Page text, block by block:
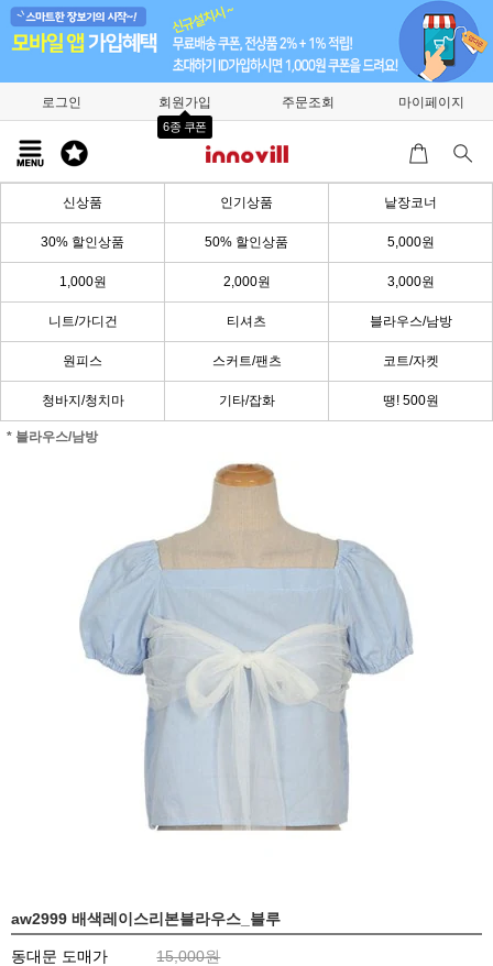
로그인 회원가입
6종 쿠폰
주문조회 마이페이지
신상품 인기상품 낱장코너
30% 할인상품 50% 할인상품 5,000원
1,000원 2,000원 3,000원
니트/가디건 티셔츠 블라우스/남방
원피스 스커트/팬츠 코트/자켓
청바지/청치마 기타/잡화 땡! 500원
* 블라우스/남방
aw2999 배색레이스리본블라우스_블루
동대문 도매가
15,000원